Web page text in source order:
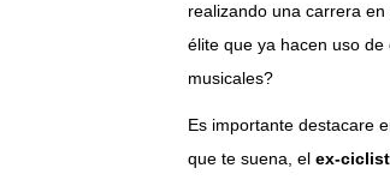
realizando una carrera
élite que ya hacen uso
musicales?
Es importante destacare
que te suena, el ex-